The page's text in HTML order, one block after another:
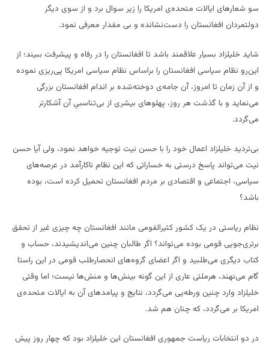
سو شعارهای ایالات متحده‌ی امریکا را زیر سوال برد و از سوی دیگر
دولتمردان افغانستان را دست‌نشانده و بی مقدار معرفی نمود.
شاید خلیلزاد بسیار علاقمند باشد تا افغانستان را در رفاه و پیشرفت ببیند؛ از
این‌رو نظام سیاسی افغانستان را براساس نظام سیاسی امریکا پی‌ریزی نموده
و از آن زمان تا امروز، آن جامه‌ی دوخته‌شده بر اندام افغانستان بزرگی
می‌نماید و با گذشت هر روز، پهلوهای بیشری از بی‌تناسبیِ آن آشکارتر
می‌گردد.
بی‌تردید خلیلزاد اعمال خود را با حسن نیت توجیه خواهد نمود، ولی آیا حسن
نیت می‌تواند پاسخ درستی به خساراتی که این نظام ناکارآمد در عرصه‌های
سیاسی، اجتماعی و اقتصادی بر مردم افغانستان تحمیل کرده است، بوده
باشد؟
نظام ریاستی در یک کشور کثیرالقومی مانند افغانستان چه چیزی غیر از تحقق
برتری‌جویی قومی بوده می‌تواند؟ اگر طالبان چنین می‌اندیشیدند، حساب و
کتاب دیگری می‌طلبید و اگر اعضای گروه‌های انحصارطلب قومی در این راستا
گام می‌نهند، هرملتی عاری از این گونه بینش‌ها و منش‌ها نیست؛ اما وقتی
خلیلزاد وارد چنین ورطه‌یی می‌گردد، نتایج و پیامدهای آن به ایالات متحده‌ی
امریکا بر می‌گردد، که چنان هم شد.
در دو انتخابات ریاست جمهوری افغانستان این خلیلزاد بود که چهار روز پیش